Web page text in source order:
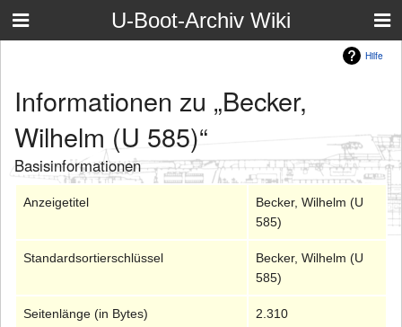
U-Boot-Archiv Wiki
Hilfe
Informationen zu „Becker,
Wilhelm (U 585)“
Basisinformationen
Anzeigetitel
Becker, Wilhelm (U
585)
Standardsortierschlüssel
Becker, Wilhelm (U
585)
Seitenlänge (in Bytes) 2.310